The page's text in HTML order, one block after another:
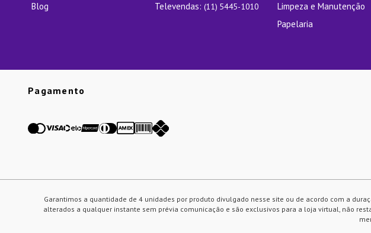
Blog
Televendas: (11) 5445-1010
Limpeza e Manutenção
Papelaria
Pagamento
Garantimos a quantidade de 4 unidades por produto divulgado nesse site ou de acordo com a
alterados a qualquer instante sem prévia comunicação e são exclusivos para a loja virtual, não